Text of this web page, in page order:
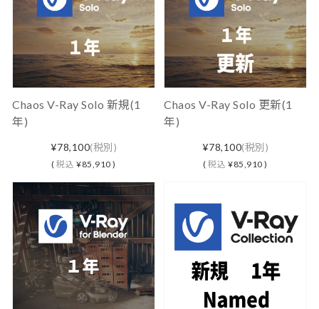
Chaos V-Ray Solo 新規(1
年)
¥78,100(税別)
(税込 ¥85,910 )
Chaos V-Ray Solo 更新(1
年)
¥78,100(税別)
(税込 ¥85,910 )